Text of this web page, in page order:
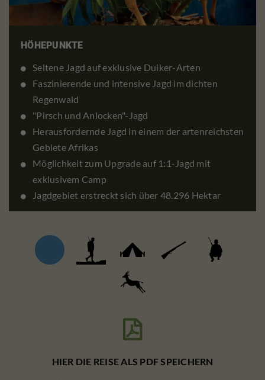
HÖHEPUNKTE
Seltene Jagd auf exklusive Duiker-Arten
Faszinierende und intensive Jagd im dichten
Regenwald
"Pirsch und Anlocken"-Jagd
Herausfordernde Jagd in einem der artenreichsten
Gebiete Afrikas
Möglichkeit zum Upgrade auf 1:1-Jagd mit
exklusivem Camp
Jagdgebiet erstreckt sich über 48.296 Hektar

HIER DIE REISE ALS PDF SPEICHERN